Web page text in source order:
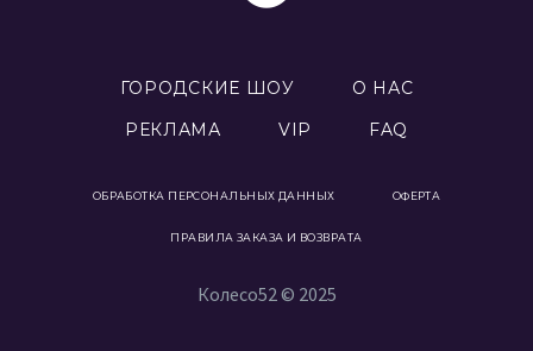
ГОРОДСКИЕ ШОУ
О НАС
РЕКЛАМА
VIP FAQ
ОБРАБОТКА ПЕРСОНАЛЬНЫХ ДАННЫХ ОФЕРТА
ПРАВИЛА ЗАКАЗА И ВОЗВРАТА
Колесо52 © 2025